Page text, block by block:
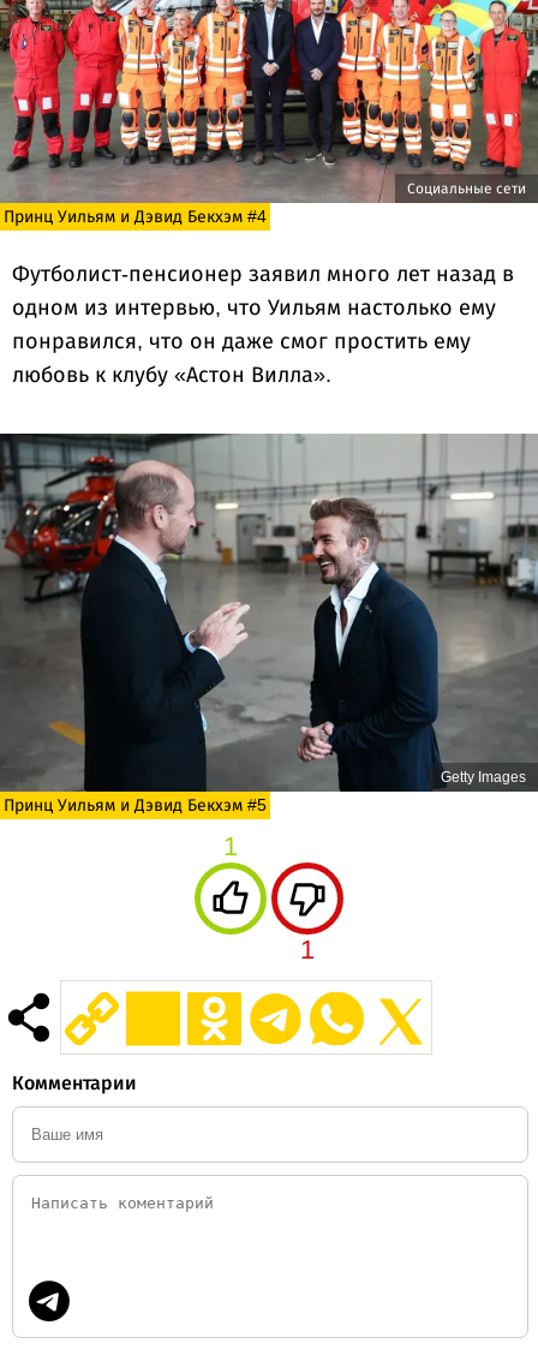
Социальные сети
Принц Уильям и Дэвид Бекхэм #4
Футболист-пенсионер заявил много лет назад в
одном из интервью, что Уильям настолько ему
понравился, что он даже смог простить ему
любовь к клубу «Астон Вилла».
Getty Images
Принц Уильям и Дэвид Бекхэм #5
1
1
Комментарии